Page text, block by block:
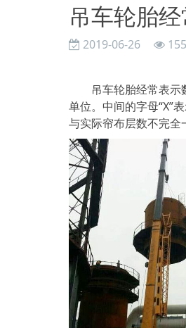
吊车轮胎
2019-06-26
吊车轮胎经常表示数
单位。中间的字母“X”
与实际帘布层数不完全